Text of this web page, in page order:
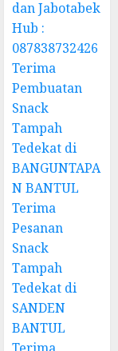
dan Jabotabek
Hub :
087838732426
Terima
Pembuatan
Snack
Tampah
Tedekat di
BANGUNTAPA
N BANTUL
Terima
Pesanan
Snack
Tampah
Tedekat di
SANDEN
BANTUL